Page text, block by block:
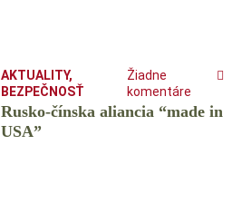
AKTUALITY,
BEZPEČNOSŤ
Žiadne
komentáre
Rusko-čínska aliancia “made in
USA”